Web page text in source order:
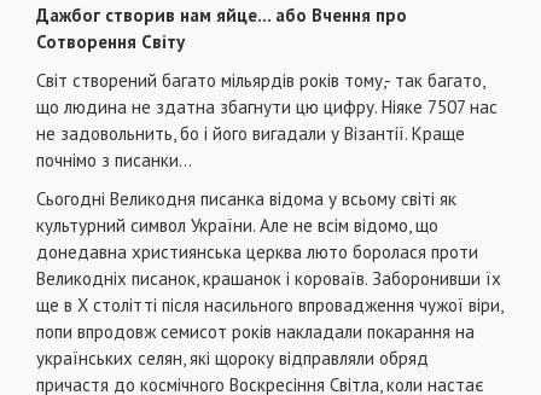
Дажбог створив нам яйце... або Вчення про
Сотворення Світу
Світ створений багато мільярдів років тому,- так багато,
що людина не здатна збагнути цю цифру. Ніяке 7507 нас
не задовольнить, бо і його вигада­ли у Візантії. Краще
почнімо з писанки...
Сьогодні Великодня писанка відома у всьому світі як
культурний символ України. Але не всім відомо, що
донедавна християнська церква люто бо­ролася проти
Великодніх писанок, крашанок і коро­ваїв. Заборонивши їх
ще в X столітті після насиль­ного впровадження чужої віри,
попи впродовж се­мисот років накладали покарання на
українських се­лян, які щороку відправляли обряд
причастя до кос­мічного Воскресіння Світла, коли настає